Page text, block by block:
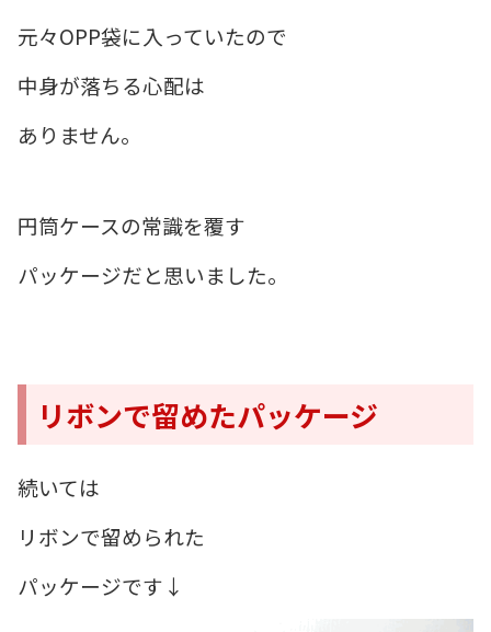
元々OPP袋に入っていたので
中身が落ちる心配は
ありません。
円筒ケースの常識を覆す
パッケージだと思いました。
リボンで留めたパッケージ
続いては
リボンで留められた
パッケージです↓